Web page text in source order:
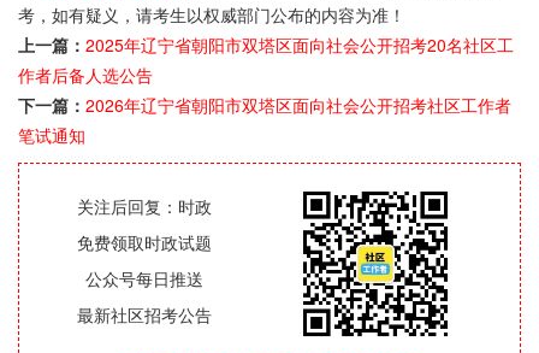
考，如有疑义，请考生以权威部门公布的内容为准！
上一篇： 2025年辽宁省朝阳市双塔区面向社会公开招考20名社区工
作者后备人选公告
下一篇： 2026年辽宁省朝阳市双塔区面向社会公开招考社区工作者
笔试通知
关注后回复：时政
免费领取时政试题
公众号每日推送
最新社区招考公告